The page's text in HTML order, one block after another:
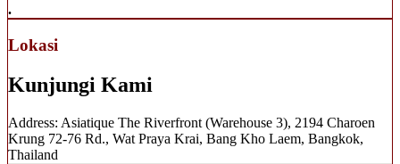
.
Lokasi
Kunjungi Kami
Address: Asiatique The Riverfront (Warehouse 3), 2194 Charoen
Krung 72-76 Rd., Wat Praya Krai, Bang Kho Laem, Bangkok,
Thailand